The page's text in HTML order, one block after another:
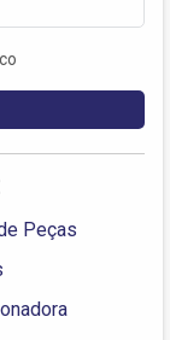
Peças